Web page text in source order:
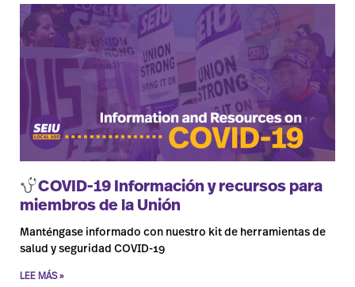
COVID-19 Información y recursos para
miembros de la Unión
Manténgase informado con nuestro kit de herramientas de
salud y seguridad COVID-19
LEE MÁS »